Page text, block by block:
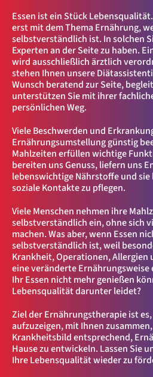
Essen ist ein Stück
erst mit dem Thema Ernährung,
selbstverständlich ist. In solchen
Experten an der Seite zu haben.
wird ausschließlich ärztlich
stehen Ihnen unsere
Wunsch beratend zur Seite,
unterstützen Sie mit ihrer
persönlichen Weg.
Viele Beschwerden und
Ernährungsumstellung günstig
Mahlzeiten erfüllen wichtige
bereiten uns Genuss, liefern uns
lebenswichtige Nährstoffe und
soziale Kontakte zu pflegen.
Viele Menschen nehmen ihre
selbstverständlich ein, ohne sich
machen. Was aber, wenn Essen
selbstverständlich ist, weil
Krankheit, Operationen,
eine veränderte Ernährungsweise
Ihr Essen nicht mehr genießen
Lebensqualität darunter leidet?
Ziel der Ernährungstherapie ist
aufzuzeigen, mit Ihnen
Krankheitsbild entsprechend,
Hause zu entwickeln. Lassen Sie
Ihre Lebensqualität wieder zu
Name:
et_oi_v2
Anbieter:
etracker GmbH
Zweck:
Opt-In Cookie speichert die Entscheidung des
Kunden das Tracking Opt-In ausgespielt wird. Wird
verwendet.
Cookie Laufzeit:
Content-Management-
Cookie
Name:
fe_typo_user
TYPO3
Zweck:
Dient der Identifizierung eines Anwenders und der
Cookie Laufzeit:
Session
Sitzungs-Cookie
PHPSESSID
Anbieter:
Artemed SE
Zweck:
Behält die Zustände des Benutzers bei allen